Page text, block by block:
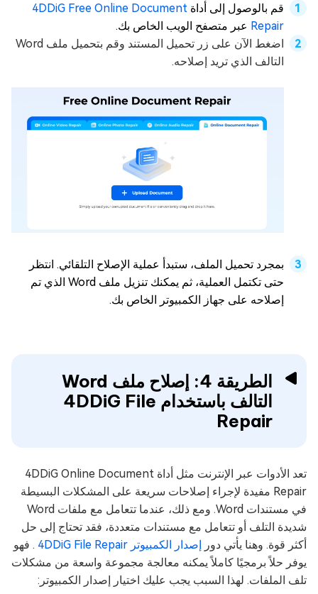
قم بالوصول إلى أداة 4DDiG Free Online Document
Repair عبر متصفح الويب الخاص بك.
اضغط الآن على زر تحميل المستند وقم بتحميل ملف Word
التالف الذي تريد إصلاحه.
بمجرد تحميل الملف، ستبدأ عملية الإصلاح التلقائي. انتظر
حتى تكتمل العملية، ثم يمكنك تنزيل ملف Word الذي تم
إصلاحه على جهاز الكمبيوتر الخاص بك.
الطريقة 4: إصلاح ملف Word
التالف باستخدام 4DDiG File
Repair
تعد الأدوات عبر الإنترنت مثل أداة 4DDiG Online Document
Repair مفيدة لإجراء إصلاحات سريعة على المشكلات البسيطة
في مستندات Word. ومع ذلك، عندما تتعامل مع ملفات Word
شديدة التلف أو تتعامل مع مستندات متعددة، فقد تحتاج إلى حل
أكثر قوة. وهنا يأتي دور
إصدار الكمبيوتر 4DDiG File Repair
. فهو
يوفر حلاً برمجيًا كاملاً يمكنه معالجة مجموعة واسعة من مشكلات
تلف الملفات. لهذا السبب يجب عليك اختيار إصدار الكمبيوتر: